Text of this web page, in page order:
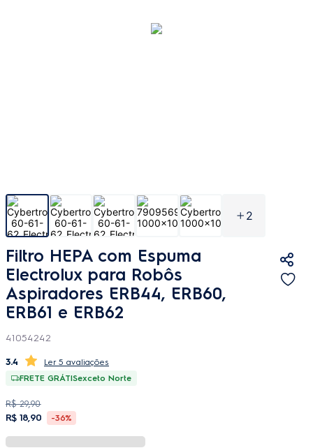
2
Filtro HEPA com Espuma
Electrolux para Robôs
Aspiradores ERB44, ERB60,
ERB61 e ERB62
41054242
3.4
5 avaliações
FRETE GRÁTISexceto Norte
R$ 29,90
R$ 18,90 -36%